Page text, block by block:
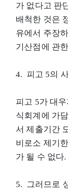
가 없다고 판
배척한 것은
유에서 주장
기산점에 관
4. 피고 5의
피고 5가 대
식회계에 가
서 제출기간
비로소 제기
가 될 수 없다.
5. 그러므로